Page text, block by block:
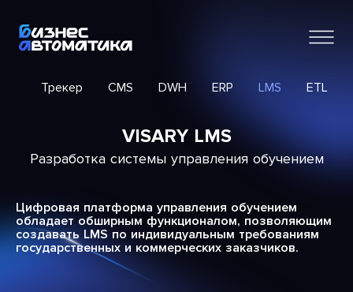
Трекер CMS DWH ERP LMS ETL
VISARY LMS
Разработка системы управления обучением
Цифровая платформа управления обучением
обладает обширным функционалом, позволяющим
создавать LMS по индивидуальным требованиям
государственных и коммерческих заказчиков.